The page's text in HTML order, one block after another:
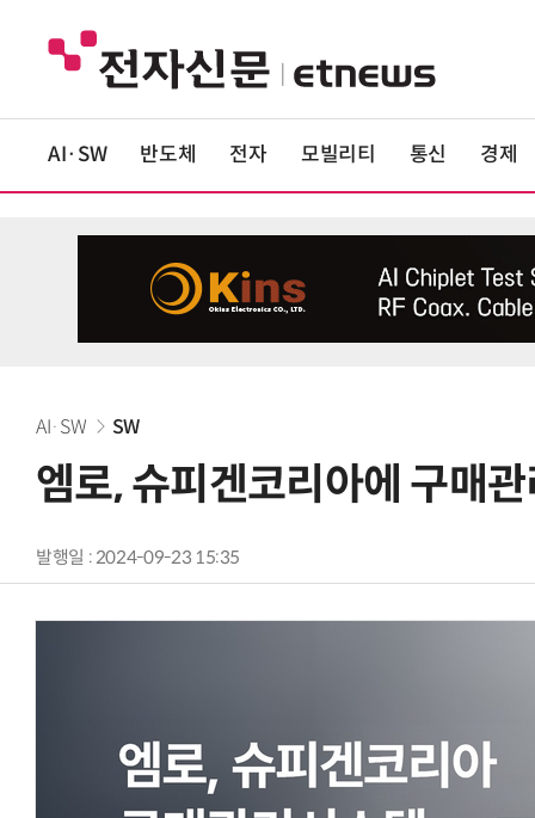
AI·SW 반도체 전자 모빌리티 통신 경제
AI·SW SW
엠로, 슈피겐코리아에 구매
발행일 : 2024-09-23 15:35